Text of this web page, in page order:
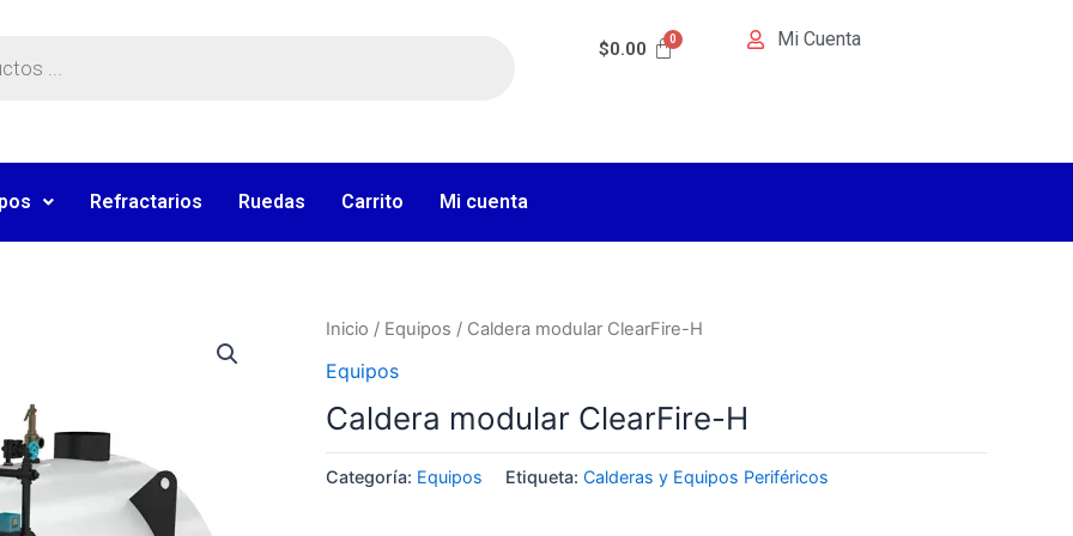
$0.00 Mi Cuenta
Refractarios Ruedas Carrito Mi cuenta
Inicio / Equipos / Caldera modular ClearFire-H
Equipos
Caldera modular ClearFire-H
Categoría: Equipos Etiqueta: Calderas y Equipos Periféricos